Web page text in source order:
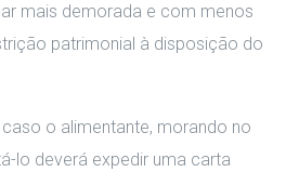
mais demorada e com menos
patrimonial à disposição do
o alimentante, morando no
lo deverá expedir uma carta